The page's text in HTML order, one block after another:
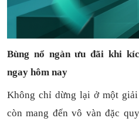
Bùng nổ ngàn ưu đãi khi
ngay hôm nay
Không chỉ dừng lại ở một
còn mang đến vô vàn đặc